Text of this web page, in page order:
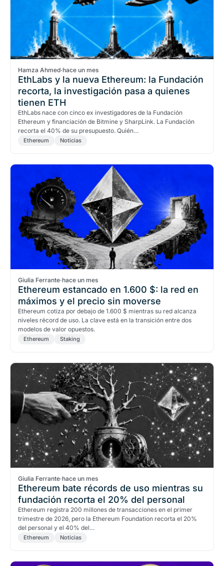
Hamza Ahmed·hace un mes
EthLabs y la nueva Ethereum: la Fundación
recorta, la investigación pasa a quienes
tienen ETH
EthLabs nace con cinco ex investigadores de la Fundación
Ethereum y financiación de Bitmine y SharpLink. La Fundación
recorta el 40% de su presupuesto. Quién…
Ethereum Noticias
Giulia Ferrante·hace un mes
Ethereum estancado en 1.600 $: la red en
máximos y el precio sin moverse
Ethereum cotiza por debajo de 1.600 $ mientras su red alcanza
niveles récord de uso. La clave está en la transición entre dos
modelos de valor opuestos.
Ethereum Staking
Giulia Ferrante·hace un mes
Ethereum bate récords de uso mientras su
fundación recorta el 20% del personal
Ethereum registra 200 millones de transacciones en el primer
trimestre de 2026, pero la Ethereum Foundation recorta el 20%
del personal y el 40% del…
Ethereum Noticias